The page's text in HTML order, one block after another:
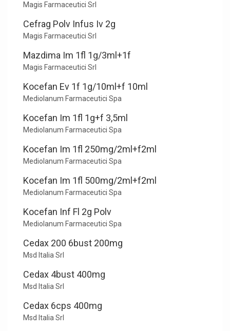
Magis Farmaceutici Srl
Cefrag Polv Infus Iv 2g
Magis Farmaceutici Srl
Mazdima Im 1fl 1g/3ml+1f
Magis Farmaceutici Srl
Kocefan Ev 1f 1g/10ml+f 10ml
Mediolanum Farmaceutici Spa
Kocefan Im 1fl 1g+f 3,5ml
Mediolanum Farmaceutici Spa
Kocefan Im 1fl 250mg/2ml+f2ml
Mediolanum Farmaceutici Spa
Kocefan Im 1fl 500mg/2ml+f2ml
Mediolanum Farmaceutici Spa
Kocefan Inf Fl 2g Polv
Mediolanum Farmaceutici Spa
Cedax 200 6bust 200mg
Msd Italia Srl
Cedax 4bust 400mg
Msd Italia Srl
Cedax 6cps 400mg
Msd Italia Srl